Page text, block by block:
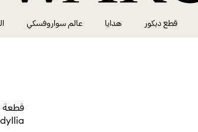
قطع ديكور هدايا عالم سواروفسكي
قطعة